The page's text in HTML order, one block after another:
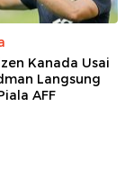
Kanada Usai
Langsung
AFF